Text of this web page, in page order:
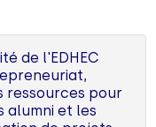
de l'EDHEC
ressources pour
alumni et les